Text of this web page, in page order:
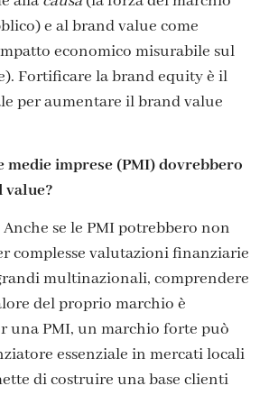
e al brand value come
economico misurabile sul
Fortificare la brand equity è il
per aumentare il brand value
medie imprese (PMI) dovrebbero
value?
se le PMI potrebbero non
complesse valutazioni finanziarie
multinazionali, comprendere
del proprio marchio è
una PMI, un marchio forte può
essenziale in mercati locali
di costruire una base clienti